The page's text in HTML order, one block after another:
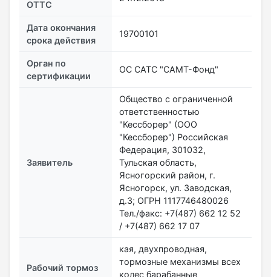
ОТТС
Дата окончания
срока действия
19700101
Орган по
сертификации
ОС САТС "САМТ-Фонд"
Заявитель
Общество с ограниченной
ответственностью
"Кессборер" (ООО
"Кессборер") Российская
Федерация, 301032,
Тульская область,
Ясногорский район, г.
Ясногорск, ул. Заводская,
д.3; ОГРН 1117746480026
Тел./факс: +7(487) 662 12 52
/ +7(487) 662 17 07
Рабочий тормоз
кая, двухпроводная,
тормозные механизмы всех
колес барабанные